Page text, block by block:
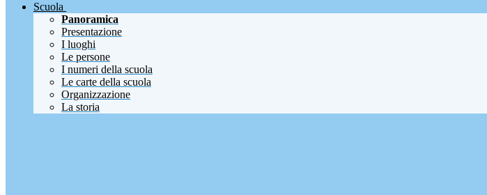
Scuola
Panoramica
Presentazione
I luoghi
Le persone
I numeri della scuola
Le carte della scuola
Organizzazione
La storia